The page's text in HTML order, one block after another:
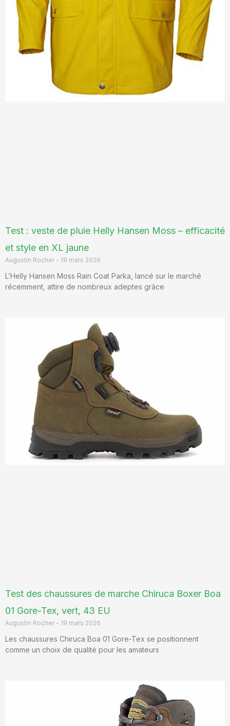
Test : veste de pluie Helly Hansen Moss – efficacité
et style en XL jaune
Augustin Rocher 19 mars 2026
L’Helly Hansen Moss Rain Coat Parka, lancé sur le marché
récemment, attire de nombreux adeptes grâce
Test des chaussures de marche Chiruca Boxer Boa
01 Gore-Tex, vert, 43 EU
Augustin Rocher 19 mars 2026
Les chaussures Chiruca Boa 01 Gore-Tex se positionnent
comme un choix de qualité pour les amateurs